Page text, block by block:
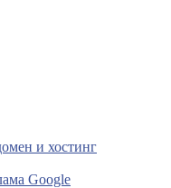
и хостинг
Google